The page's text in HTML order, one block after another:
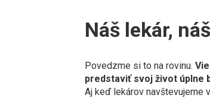
Náš lekár,
Povedzme si to na rovinu.
predstaviť svoj život úplne
Aj keď lekárov navštevujeme